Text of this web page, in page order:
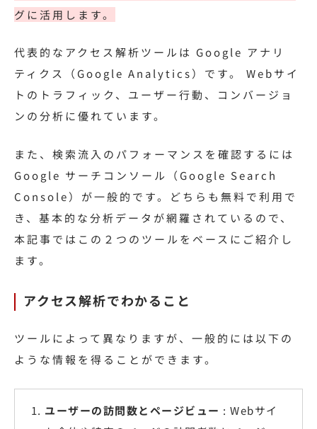
グに活用します。
代表的なアクセス解析ツールは Google アナリ
ティクス（Google Analytics）です。 Webサイ
トのトラフィック、ユーザー行動、コンバージョ
ンの分析に優れています。
また、検索流入のパフォーマンスを確認するには
Google サーチコンソール（Google Search
Console）が一般的です。どちらも無料で利用で
き、基本的な分析データが網羅されているので、
本記事ではこの２つのツールをベースにご紹介し
ます。
アクセス解析でわかること
ツールによって異なりますが、一般的には以下の
ような情報を得ることができます。
ユーザーの訪問数とページビュー : Webサイ